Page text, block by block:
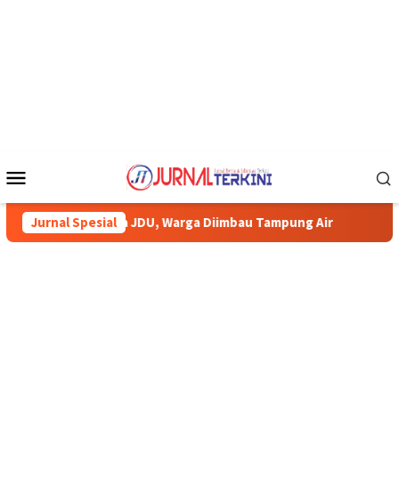
Mobile
Jurnal Spesial
JDU, Warga Diimbau Tampung Air Pemkab Karimun